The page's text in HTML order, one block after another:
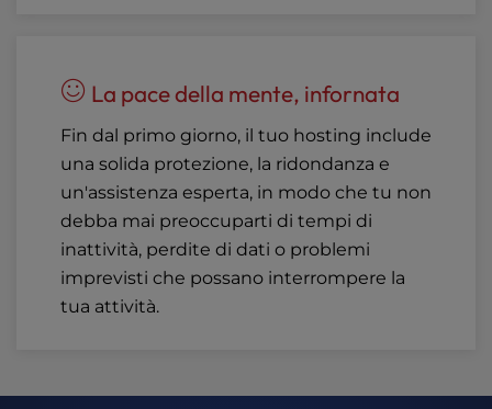
La pace della mente, infornata
Fin dal primo giorno, il tuo hosting include
una solida protezione, la ridondanza e
un'assistenza esperta, in modo che tu non
debba mai preoccuparti di tempi di
inattività, perdite di dati o problemi
imprevisti che possano interrompere la
tua attività.